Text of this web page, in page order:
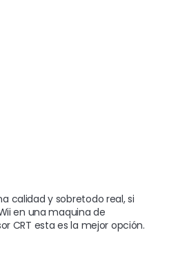
calidad y sobretodo real, si
en una maquina de
CRT esta es la mejor opción.